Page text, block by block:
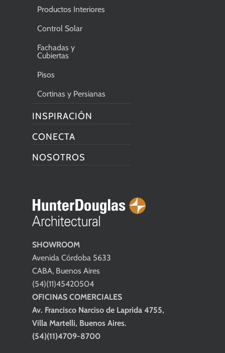
SHOWROOM
Avenida Córdoba 5633
CABA, Buenos Aires
(54)(11)45420504
OFICINAS COMERCIALES
Av. Francisco Narciso de Laprida 4755,
Villa Martelli, Buenos Aires.
(54)(11)4709-8700
Productos Interiores
Control Solar
Fachadas y
Cubiertas
Pisos
Cortinas y Persianas
INSPIRACIÓN
CONECTA
NOSOTROS